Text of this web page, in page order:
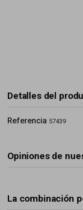
Detalles del
Referencia 57439
Opiniones de
La combinación